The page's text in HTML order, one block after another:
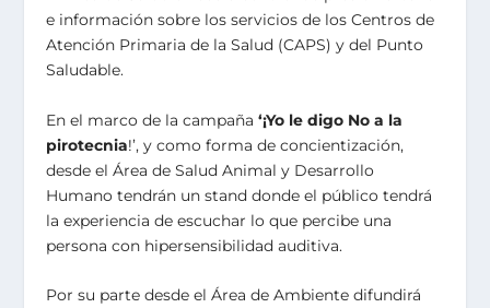
e información sobre los servicios de los Centros de
Atención Primaria de la Salud (CAPS) y del Punto
Saludable.
En el marco de la campaña‘¡Yo le digo No a la
pirotecnia!’, y como forma de concientización,
desde el Área de Salud Animal y Desarrollo
Humano tendrán un stand donde el público tendrá
la experiencia de escuchar lo que percibe una
persona con hipersensibilidad auditiva.
Por su parte desde el Área de Ambiente difundirá